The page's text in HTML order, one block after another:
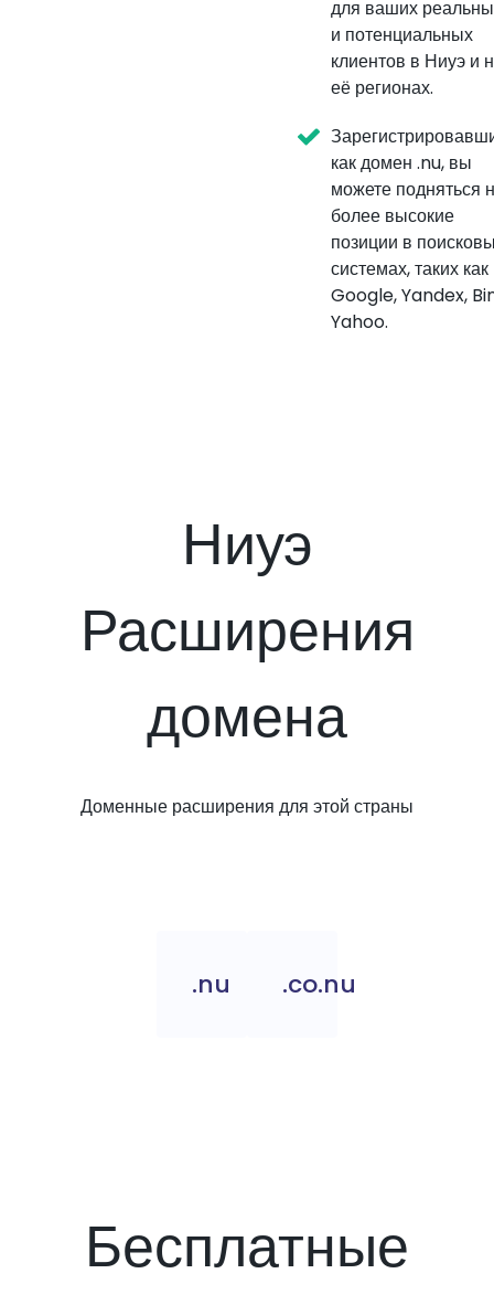
для ваших
и потенциальных
клиентов в Ниуэ и
её регионах.
как домен .nu, вы
можете подняться
более высокие
позиции в
системах, таких как
Google, Yandex,
Yahoo.
Ниуэ
Расширения
домена
Доменные расширения для этой страны
.nu .co.nu
Бесплатные